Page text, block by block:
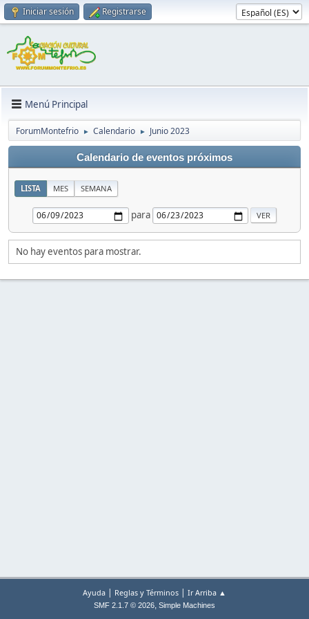
Iniciar sesión Registrarse
Menú Principal
ForumMontefrio ► Calendario ► Junio 2023
Calendario de eventos próximos
LISTA MES SEMANA
para
No hay eventos para mostrar.
Ayuda | Reglas y Términos | Ir Arriba ▲
SMF 2.1.7 © 2026, Simple Machines